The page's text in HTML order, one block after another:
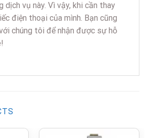
vụ này. Vì vậy, khi cần thay
điện thoại của mình. Bạn cũng
chúng tôi để nhận được sự hỗ